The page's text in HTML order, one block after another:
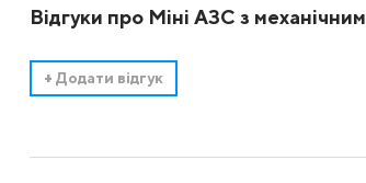
Відгуки про Міні АЗС з
+ Додати відгук